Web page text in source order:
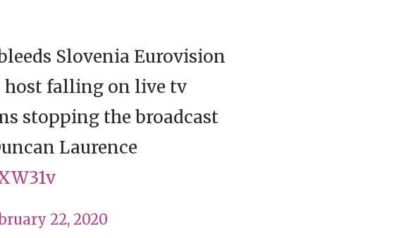
Slovenia Eurovision
host falling on live tv
stopping the broadcast
Laurence
22, 2020